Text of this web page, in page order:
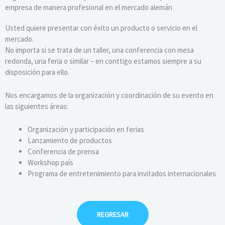
empresa de manera profesional en el mercado alemán
Usted quiere presentar con éxito un producto o servicio en el
mercado.
No importa si se trata de un taller, una conferencia con mesa
redonda, una feria o similar – en conttigo estamos siempre a su
disposición para ello.
Nos encargamos de la organización y coordinación de su evento en
las siguientes áreas:
Organización y participación en ferias
Lanzamiento de productos
Conferencia de prensa
Workshop país
Programa de entretenimiento para invitados internacionales
REGRESAR